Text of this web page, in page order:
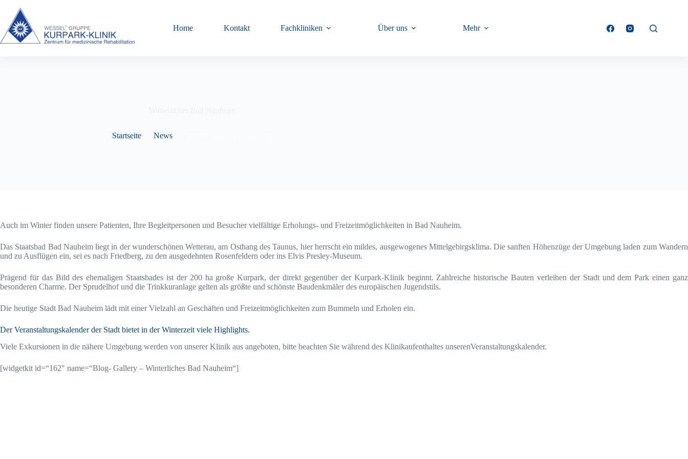
Inhalt
springen
Home Kontakt Fachkliniken Über uns Mehr
Startseite News
Auch im Winter finden unsere Patienten, Ihre Begleitpersonen und Besucher vielfältige Erholungs- und Freizeitmöglichkeiten in Bad Nauheim.
Das Staatsbad Bad Nauheim liegt in der wunderschönen Wetterau, am Osthang des Taunus, hier herrscht ein mildes, ausgewogenes Mittelgebirgsklima. Die sanften Höhenzüge der Umgebung laden zum Wandern
und zu Ausflügen ein, sei es nach Friedberg, zu den ausgedehnten Rosenfeldern oder ins Elvis Presley-Museum.
Prägend für das Bild des ehemaligen Staatsbades ist der 200 ha große Kurpark, der direkt gegenüber der Kurpark-Klinik beginnt. Zahlreiche historische Bauten verleihen der Stadt und dem Park einen ganz
besonderen Charme. Der Sprudelhof und die Trinkkuranlage gelten als größte und schönste Baudenkmäler des europäischen Jugendstils.
Die heutige Stadt Bad Nauheim lädt mit einer Vielzahl an Geschäften und Freizeitmöglichkeiten zum Bummeln und Erholen ein.
Der Veranstaltungskalender der Stadt bietet in der Winterzeit viele Highlights.
Viele Exkursionen in die nähere Umgebung werden von unserer Klinik aus angeboten, bitte beachten Sie während des Klinikaufenthaltes unserenVeranstaltungskalender.
[widgetkit id=“162″ name=“Blog- Gallery – Winterliches Bad Nauheim“]